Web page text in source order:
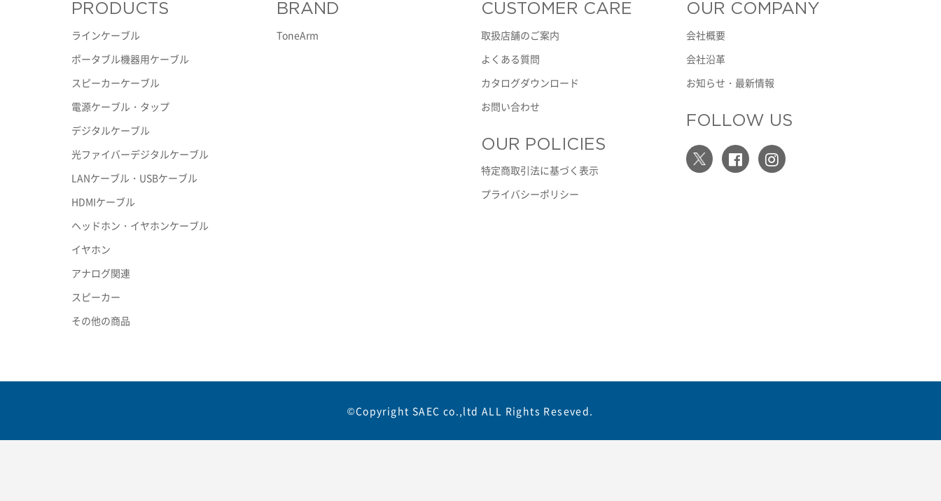
PRODUCTS
ラインケーブル
ポータブル機器用ケーブル
スピーカーケーブル
電源ケーブル・タップ
デジタルケーブル
光ファイバーデジタルケーブル
LANケーブル・USBケーブル
HDMIケーブル
ヘッドホン・イヤホンケーブル
イヤホン
アナログ関連
スピーカー
その他の商品
BRAND
ToneArm
CUSTOMER CARE
取扱店舗のご案内
よくある質問
カタログダウンロード
お問い合わせ
OUR POLICIES
特定商取引法に基づく表示
プライバシーポリシー
OUR COMPANY
会社概要
会社沿革
お知らせ・最新情報
FOLLOW US
©Copyright SAEC co.,ltd ALL Rights Reseved.